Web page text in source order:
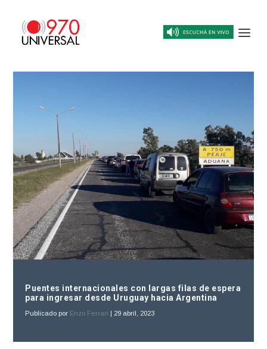
Puentes internacionales con largas filas de espera
para ingresar desde Uruguay hacia Argentina
Publicado por Enzo Ferrari 29 abril, 2023